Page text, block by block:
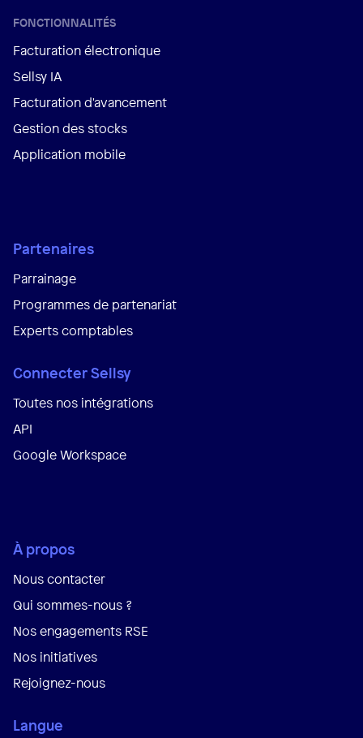
FONCTIONNALITÉS
Facturation électronique
Sellsy IA
Facturation d'avancement
Gestion des stocks
Application mobile
Partenaires
Parrainage
Programmes de partenariat
Experts comptables
Connecter Sellsy
Toutes nos intégrations
API
Google Workspace
À propos
Nous contacter
Qui sommes-nous ?
Nos engagements RSE
Nos initiatives
Rejoignez-nous
Langue